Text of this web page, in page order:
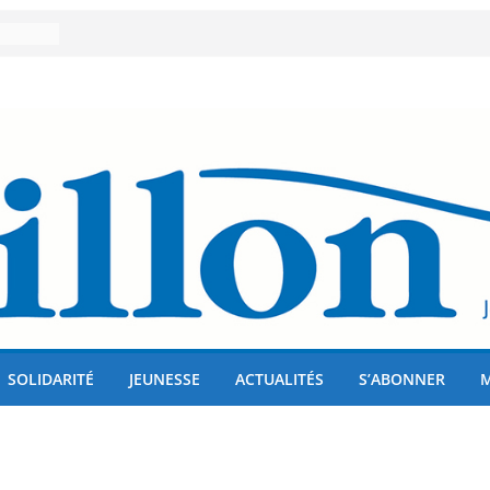
!
SOLIDARITÉ JEUNESSE ACTUALITÉS S’ABONNER